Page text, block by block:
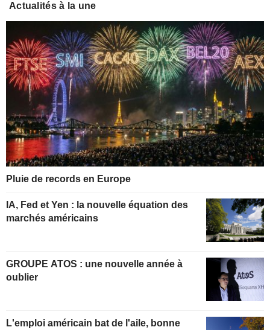
Actualités à la une
Pluie de records en Europe
IA, Fed et Yen : la nouvelle équation des
marchés américains
GROUPE ATOS : une nouvelle année à
oublier
L'emploi américain bat de l'aile, bonne